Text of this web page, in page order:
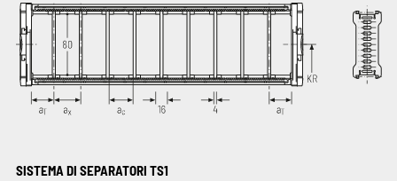
SISTEMA DI SEPARATORI TS1